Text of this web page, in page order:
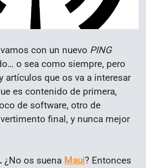
con un nuevo PING
o sea como siempre, pero
artículos que os va a interesar
es contenido de primera,
de software, otro de
final, y nunca mejor
¿No os suena Maui? Entonces